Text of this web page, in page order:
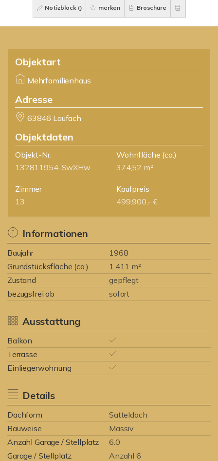
Notizblock () merken Broschüre
Objektart
Mehrfamilienhaus
Adresse
63846 Laufach
Objektdaten
Objekt-Nr.
132811954-SwXHw
Wohnfläche (ca.)
374,52 m²
Zimmer
13
Kaufpreis
499.900,- €
Informationen
Baujahr
1968
Grundstücksfläche (ca.)
1.411 m²
Zustand
gepflegt
bezugsfrei ab
sofort
Ausstattung
Balkon
Terrasse
Einliegerwohnung
Details
Dachform
Satteldach
Bauweise
Massiv
Anzahl Garage / Stellplatz
6.0
Garage / Stellplatz
Anzahl 6